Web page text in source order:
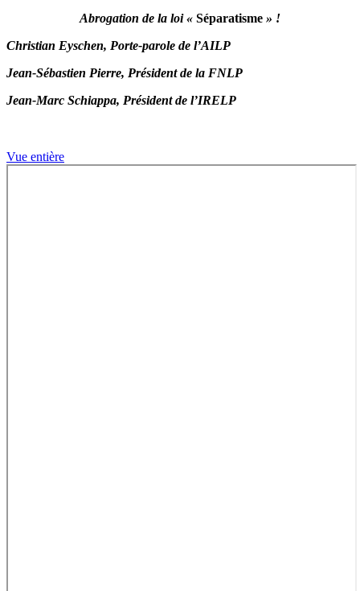
Abrogation de la loi « Séparatisme » !
Christian Eyschen, Porte-parole de l’AILP
Jean-Sébastien Pierre, Président de la FNLP
Jean-Marc Schiappa, Président de l’IRELP
Vue entière
Aller